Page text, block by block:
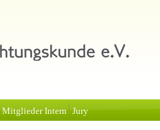
Mitglieder Intern Jury